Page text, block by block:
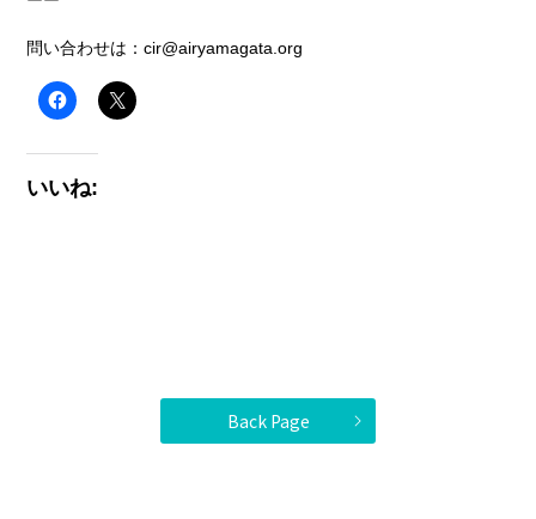
問い合わせは：cir@airyamagata.org
いいね:
Back Page